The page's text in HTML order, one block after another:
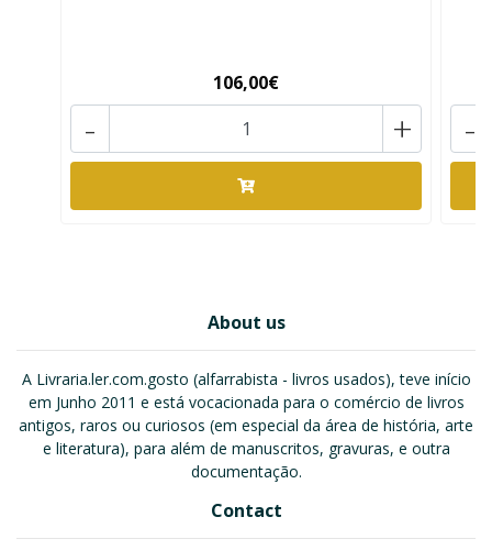
106,00€
+
- -
About us
A Livraria.ler.com.gosto (alfarrabista - livros usados), teve início
em Junho 2011 e está vocacionada para o comércio de livros
antigos, raros ou curiosos (em especial da área de história, arte
e literatura), para além de manuscritos, gravuras, e outra
documentação.
Contact